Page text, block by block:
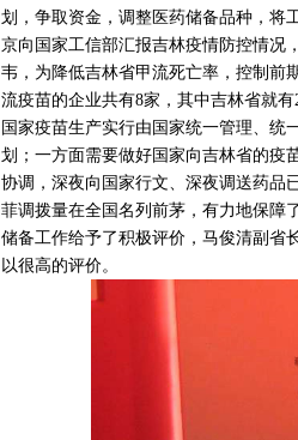
划，争取资金，调整医药储备品种，将
京向国家工信部汇报吉林疫情防控情况
韦，为降低吉林省甲流死亡率，控制前
流疫苗的企业共有8家，其中吉林省就
国家疫苗生产实行由国家统一管理、统
划；一方面需要做好国家向吉林省的疫
协调，深夜向国家行文、深夜调送药品
菲调拨量在全国名列前茅，有力地保障
储备工作给予了积极评价，马俊清副省
以很高的评价。